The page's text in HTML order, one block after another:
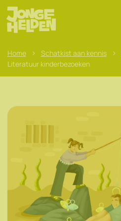
Home > Schatkist aan kennis >
Literatuur kinderbezoeken